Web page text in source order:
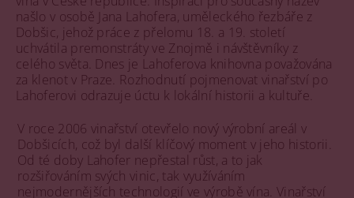
našlo v osobě Jana Lahofera, uměleckého řezbáře z
Dobšic, jehož práce z přelomu 18. a 19. století
uchvátila premonstráty ve Znojmě i návštěvníky z
celého světa. Dnes je Lahoferova knihovna považována
za klenot v Praze. Rozhodnutí pojmenovat vinařství po
Lahoferovi odrazuje úctu k lokální historii a kultuře.
V roce 2006 vinařství otevřelo nový výrobní areál v
Dobšicích, což byl další klíčový moment v jeho historii.
Od té doby Lahofer nepřestal růst, a to jak
rozšiřováním svých vinic, tak využíváním
nejmodernějších technologií ve výrobě vína. Vinařství